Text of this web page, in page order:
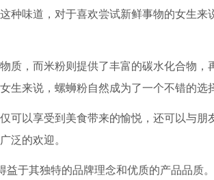
种味道，对于喜欢尝试新鲜事物的女生来
质，而米粉则提供了丰富的碳水化合物，
生来说，螺蛳粉自然成为了一个不错的选
可以享受到美食带来的愉悦，还可以与朋
泛的欢迎。
于其独特的品牌理念和优质的产品品质